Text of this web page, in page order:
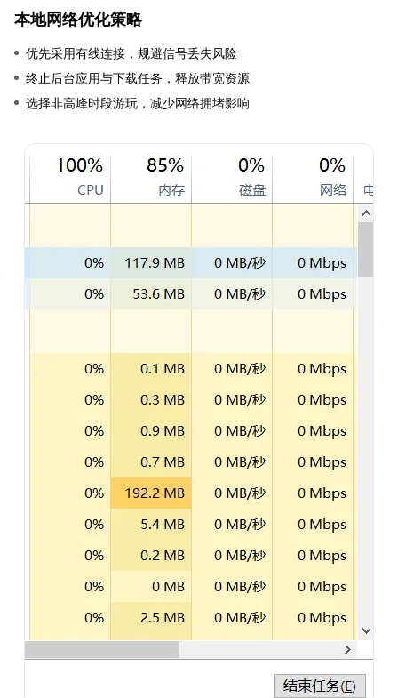
本地网络优化策略
优先采用有线连接，规避信号丢失风险
终止后台应用与下载任务，释放带宽资源
选择非高峰时段游玩，减少网络拥堵影响